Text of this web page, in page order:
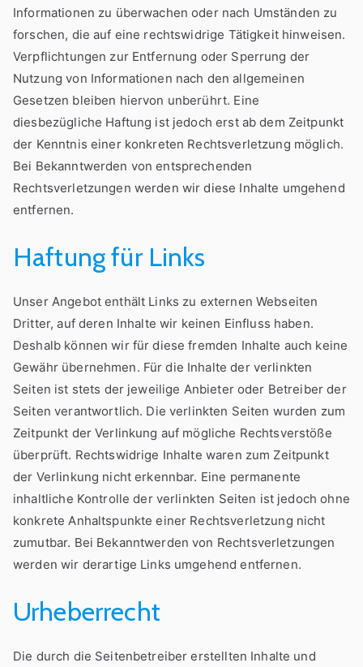
Informationen zu überwachen oder nach Umständen zu
forschen, die auf eine rechtswidrige Tätigkeit hinweisen.
Verpflichtungen zur Entfernung oder Sperrung der
Nutzung von Informationen nach den allgemeinen
Gesetzen bleiben hiervon unberührt. Eine
diesbezügliche Haftung ist jedoch erst ab dem Zeitpunkt
der Kenntnis einer konkreten Rechtsverletzung möglich.
Bei Bekanntwerden von entsprechenden
Rechtsverletzungen werden wir diese Inhalte umgehend
entfernen.
Haftung für Links
Unser Angebot enthält Links zu externen Webseiten
Dritter, auf deren Inhalte wir keinen Einfluss haben.
Deshalb können wir für diese fremden Inhalte auch keine
Gewähr übernehmen. Für die Inhalte der verlinkten
Seiten ist stets der jeweilige Anbieter oder Betreiber der
Seiten verantwortlich. Die verlinkten Seiten wurden zum
Zeitpunkt der Verlinkung auf mögliche Rechtsverstöße
überprüft. Rechtswidrige Inhalte waren zum Zeitpunkt
der Verlinkung nicht erkennbar. Eine permanente
inhaltliche Kontrolle der verlinkten Seiten ist jedoch ohne
konkrete Anhaltspunkte einer Rechtsverletzung nicht
zumutbar. Bei Bekanntwerden von Rechtsverletzungen
werden wir derartige Links umgehend entfernen.
Urheberrecht
Die durch die Seitenbetreiber erstellten Inhalte und